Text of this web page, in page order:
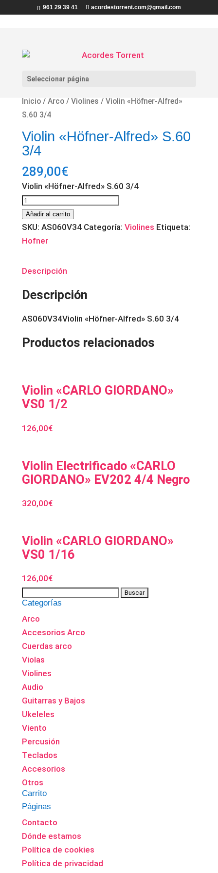
961 29 39 41 acordestorrent.com@gmail.com
Seleccionar página
Inicio/ Arco/ Violines / Violin «Höfner-Alfred»
S.60 3/4
Violin «Höfner-Alfred» S.60
3/4
289,00€
Violin «Höfner-Alfred» S.60 3/4
Violin
"Höfner-
Alfred"
S.60
cantidad
Añadir al carrito
SKU: AS060V34 Categoría: Violines Etiqueta:
Hofner
Descripción
Descripción
AS060V34Violin «Höfner-Alfred» S.60 3/4
Productos relacionados
Violin «CARLO GIORDANO»
VS0 1/2
126,00€
Violin Electrificado «CARLO
GIORDANO» EV202 4/4 Negro
320,00€
Violin «CARLO GIORDANO»
VS0 1/16
126,00€
Categorías
Arco
Accesorios Arco
Cuerdas arco
Violas
Violines
Audio
Guitarras y Bajos
Ukeleles
Viento
Percusión
Teclados
Accesorios
Otros
Carrito
Páginas
Contacto
Dónde estamos
Política de cookies
Política de privacidad